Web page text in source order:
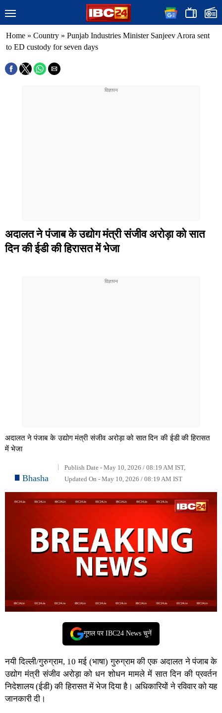
Home » Country » Punjab Industries Minister Sanjeev Arora sent
to ED custody for seven days
अदालत ने पंजाब के उद्योग मंत्री संजीव अरोड़ा को सात
दिन की ईडी की हिरासत में भेजा
अदालत ने पंजाब के उद्योग मंत्री संजीव अरोड़ा को सात दिन की ईडी की हिरासत
में भेजा
Bhasha
Publish Date - May 10, 2026 / 08:19 AM IST,
Updated On - May 10, 2026 / 08:19 AM IST
गूगल पर IBC24 News चुनें
नयी दिल्ली/गुरुग्राम, 10 मई (भाषा) गुरुग्राम की एक अदालत ने पंजाब के
उद्योग मंत्री संजीव अरोड़ा को धन शोधन मामले में सात दिन की प्रवर्तन
निदेशालय (ईडी) की हिरासत में भेज दिया है। अधिकारियों ने रविवार को यह
जानकारी दी।